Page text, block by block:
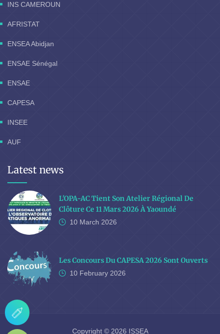
INS CAMEROUN
AFRISTAT
ENSEA Abidjan
ENSAE Sénégal
ENSAE
CAPESA
INSEE
AUF
Latest news
L'OPA-AC Tient Son Atelier Régional De
Clôture Ce 11 Mars 2026 À Yaoundé
10 March 2026
Les Concours Du CAPESA 2026 Sont Ouverts
10 February 2026
Copyright © 2026 ISSEA